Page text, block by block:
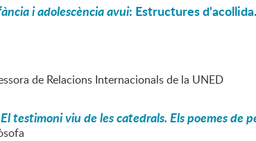
i adolescència avui: Estructures
de Relacions Internacionals de la UNED
El testimoni viu de les catedrals. Els poemes de